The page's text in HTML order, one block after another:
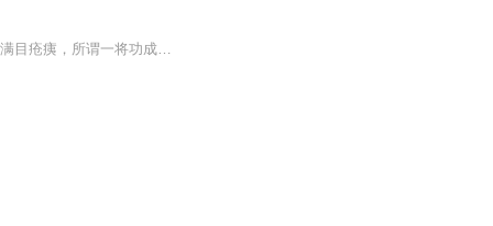
曾经的史莱克七怪打动了无数人心，至于后来怎样，且听徐徐道来…… 大战之后，满目疮痍，所谓一将功成万骨枯，嘉陵关前，罗刹神陨落，天使神位破碎，武魂帝国死伤惨重，无奈之下宣布投降。千仞雪、胡列娜被投入大牢，后受唐三赐封收...